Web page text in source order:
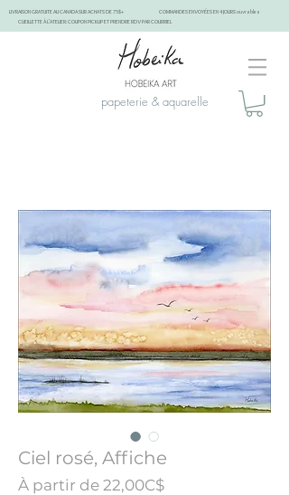
LIVRAISON GRATUITE AU CANADA SUR ACHATS DE 75$+
COMMANDES ENVOYÉES EN 4 JOURS ouvrables
CUEILLETTE À L'ATELIER: COUPON PICKUP ET PRENDRE RDV PAR COURRIEL
papeterie & aquarelle
Ciel rosé, Affiche
À partir de 22,00C$Prix